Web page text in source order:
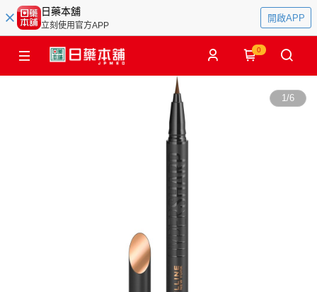
日藥本舖
立刻使用官方APP
開啟APP
0
1/6